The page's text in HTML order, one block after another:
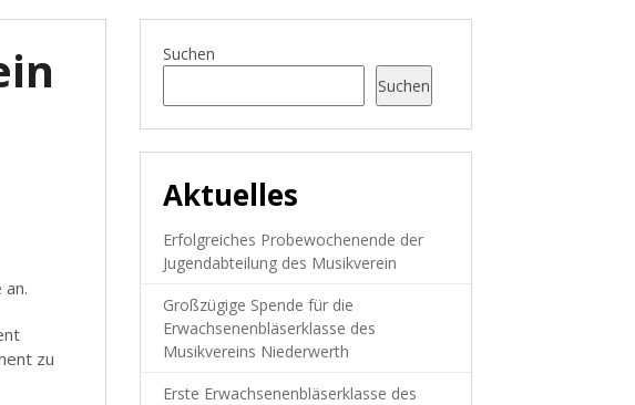
zu
Suchen
Suchen
Aktuelles
Erfolgreiches Probewochenende der
Jugendabteilung des Musikverein
Großzügige Spende für die
Erwachsenenbläserklasse des
Musikvereins Niederwerth
Erste Erwachsenenbläserklasse des